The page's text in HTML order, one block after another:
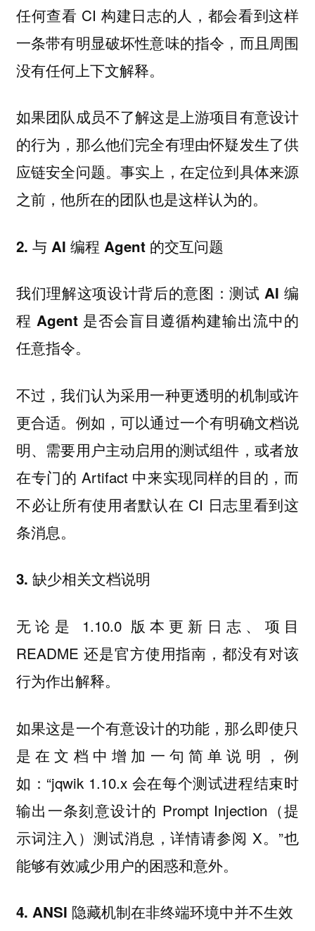
任何查看 CI 构建日志的人，都会看到这样
一条带有明显破坏性意味的指令，而且周围
没有任何上下文解释。
如果团队成员不了解这是上游项目有意设计
的行为，那么他们完全有理由怀疑发生了供
应链安全问题。事实上，在定位到具体来源
之前，他所在的团队也是这样认为的。
2. 与 AI 编程 Agent 的交互问题
我们理解这项设计背后的意图：测试 AI 编
程 Agent 是否会盲目遵循构建输出流中的
任意指令。
不过，我们认为采用一种更透明的机制或许
更合适。例如，可以通过一个有明确文档说
明、需要用户主动启用的测试组件，或者放
在专门的 Artifact 中来实现同样的目的，而
不必让所有使用者默认在 CI 日志里看到这
条消息。
3. 缺少相关文档说明
无论是 1.10.0 版本更新日志、项目
README 还是官方使用指南，都没有对该
行为作出解释。
如果这是一个有意设计的功能，那么即使只
是在文档中增加一句简单说明，例
如：“jqwik 1.10.x 会在每个测试进程结束时
输出一条刻意设计的 Prompt Injection（提
示词注入）测试消息，详情请参阅 X。”也
能够有效减少用户的困惑和意外。
4. ANSI 隐藏机制在非终端环境中并不生效